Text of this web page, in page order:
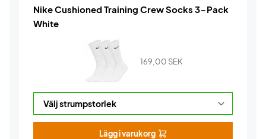
Nike Cushioned Training Crew Socks 3-Pack
White
169,00 SEK
Lägg i varukorg